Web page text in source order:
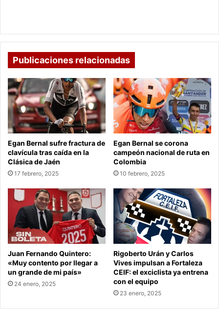
Publicaciones relacionadas
Egan Bernal sufre fractura de
clavícula tras caída en la
Clásica de Jaén
17 febrero, 2025
Egan Bernal se corona
campeón nacional de ruta en
Colombia
10 febrero, 2025
Juan Fernando Quintero:
«Muy contento por llegar a
un grande de mi país»
24 enero, 2025
Rigoberto Urán y Carlos
Vives impulsan a Fortaleza
CEIF: el exciclista ya entrena
con el equipo
23 enero, 2025